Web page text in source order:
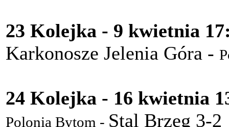
23 Kolejka - 9 kwietnia
Karkonosze Jelenia Góra -
24 Kolejka - 16 kwietnia
Polonia Bytom - Stal Brzeg 3-2